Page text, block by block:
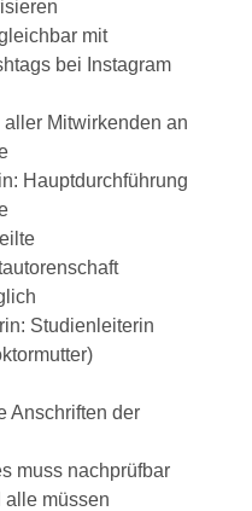
mit
bei Instagram
aller Mitwirkenden an
Hauptdurchführung
Studienleiterin
Anschriften der
muss nachprüfbar
alle müssen